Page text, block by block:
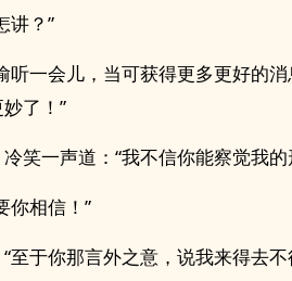
讲？”
听一会儿，当可获得更多更好的
了！”
笑一声道：“我不信你能察觉我的
你相信！”
至于你那言外之意，说我来得去